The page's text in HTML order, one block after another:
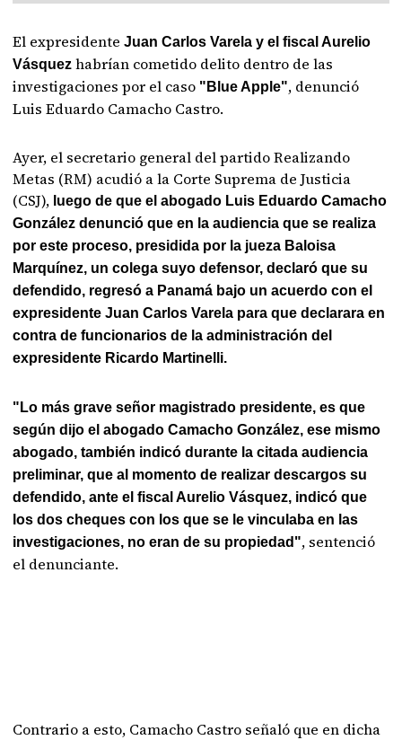
El expresidenteJuan Carlos Varela y el fiscal Aurelio
Vásquez habrían cometido delito dentro de las
investigaciones por el caso "Blue Apple", denunció
Luis Eduardo Camacho Castro.
Ayer, el secretario general del partido Realizando
Metas (RM) acudió a la Corte Suprema de Justicia
(CSJ), luego de que el abogado Luis Eduardo Camacho
González denunció que en la audiencia que se realiza
por este proceso, presidida por la jueza Baloisa
Marquínez, un colega suyo defensor, declaró que su
defendido, regresó a Panamá bajo un acuerdo con el
expresidente Juan Carlos Varela para que declarara en
contra de funcionarios de la administración del
expresidente Ricardo Martinelli.
"Lo más grave señor magistrado presidente, es que
según dijo el abogado Camacho González, ese mismo
abogado, también indicó durante la citada audiencia
preliminar, que al momento de realizar descargos su
defendido, ante el fiscal Aurelio Vásquez, indicó que
los dos cheques con los que se le vinculaba en las
investigaciones, no eran de su propiedad", sentenció
el denunciante.
Contrario a esto, Camacho Castro señaló que en dicha